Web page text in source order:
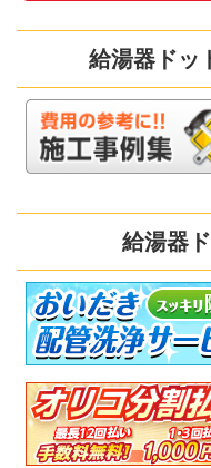
給湯器ドッ
給湯器